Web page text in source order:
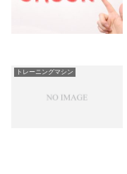
トレーニングマシン